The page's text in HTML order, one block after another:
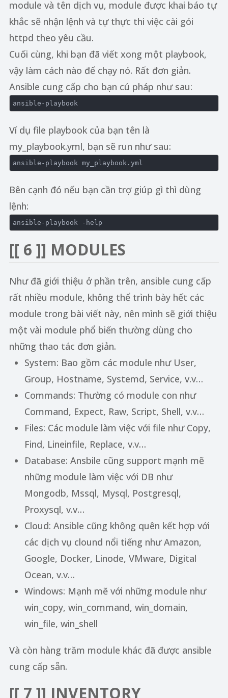
module và tên dịch vụ, module được khai báo tự
khắc sẽ nhận lệnh và tự thực thi việc cài gói
httpd theo yêu cầu.
Cuối cùng, khi bạn đã viết xong một playbook,
vậy làm cách nào để chạy nó. Rất đơn giản.
Ansible cung cấp cho bạn cú pháp như sau:
Ví dụ file playbook của bạn tên là
my_playbook.yml, bạn sẽ run như sau:
Bên cạnh đó nếu bạn cần trợ giúp gì thì dùng
lệnh:
[[ 6 ]] MODULES
Như đã giới thiệu ở phần trên, ansible cung cấp
rất nhiều module, không thể trình bày hết các
module trong bài viết này, nên mình sẽ giới thiệu
một vài module phổ biến thường dùng cho
những thao tác đơn giản.
System: Bao gồm các module như User,
Group, Hostname, Systemd, Service, v.v…
Commands: Thường có module con như
Command, Expect, Raw, Script, Shell, v.v…
Files: Các module làm việc với file như Copy,
Find, Lineinfile, Replace, v.v…
Database: Ansbile cũng support mạnh mẽ
những module làm việc với DB như
Mongodb, Mssql, Mysql, Postgresql,
Proxysql, v.v…
Cloud: Ansible cũng không quên kết hợp với
các dịch vụ clound nổi tiếng như Amazon,
Google, Docker, Linode, VMware, Digital
Ocean, v.v…
Windows: Mạnh mẽ với những module như
win_copy, win_command, win_domain,
win_file, win_shell
Và còn hàng trăm module khác đã được ansible
cung cấp sẵn.
[[ 7 ]] INVENTORY